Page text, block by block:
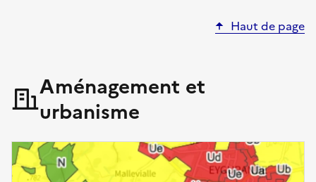
Haut de page
Aménagement et
urbanisme